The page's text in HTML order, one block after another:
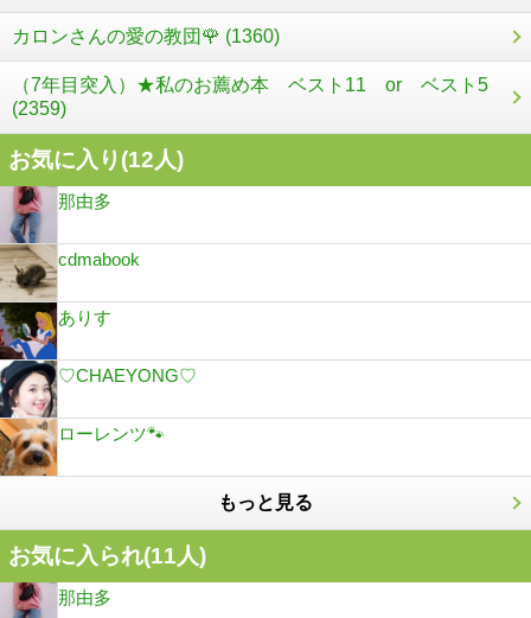
カロンさんの愛の教団🌹 (1360)
（7年目突入）★私のお薦め本 ベスト11 or ベスト5
(2359)
お気に入り(12人)
那由多
cdmabook
ありす
♡CHAEYONG♡
ローレンツ🐾
もっと見る
お気に入られ(11人)
那由多